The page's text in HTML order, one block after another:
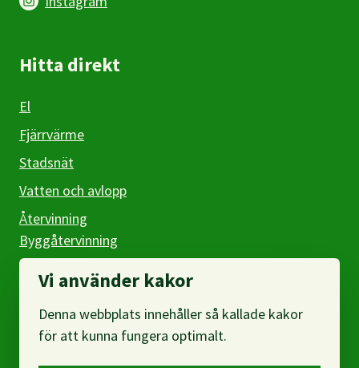
Hitta direkt
El
Fjärrvärme
Stadsnät
Vatten och avlopp
Återvinning
Byggåtervinning
Företag
Om webbplatsen
Vi använder kakor
Denna webbplats innehåller så kallade kakor
för att kunna fungera optimalt.